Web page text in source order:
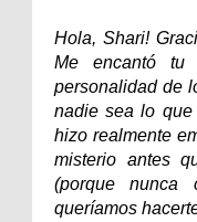
Hola, Shari!
Me encantó tu
personalidad de
nadie sea lo
hizo realmente
misterio antes
(porque nunca
queríamos